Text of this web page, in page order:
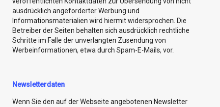
ausdrücklich angeforderter Werbung und
Informationsmaterialien wird hiermit widersprochen. Die
Betreiber der Seiten behalten sich ausdrücklich rechtliche
Schritte im Falle der unverlangten Zusendung von
Werbeinformationen, etwa durch Spam-E-Mails, vor.
Newsletterdaten
Wenn Sie den auf der Webseite angebotenen Newsletter